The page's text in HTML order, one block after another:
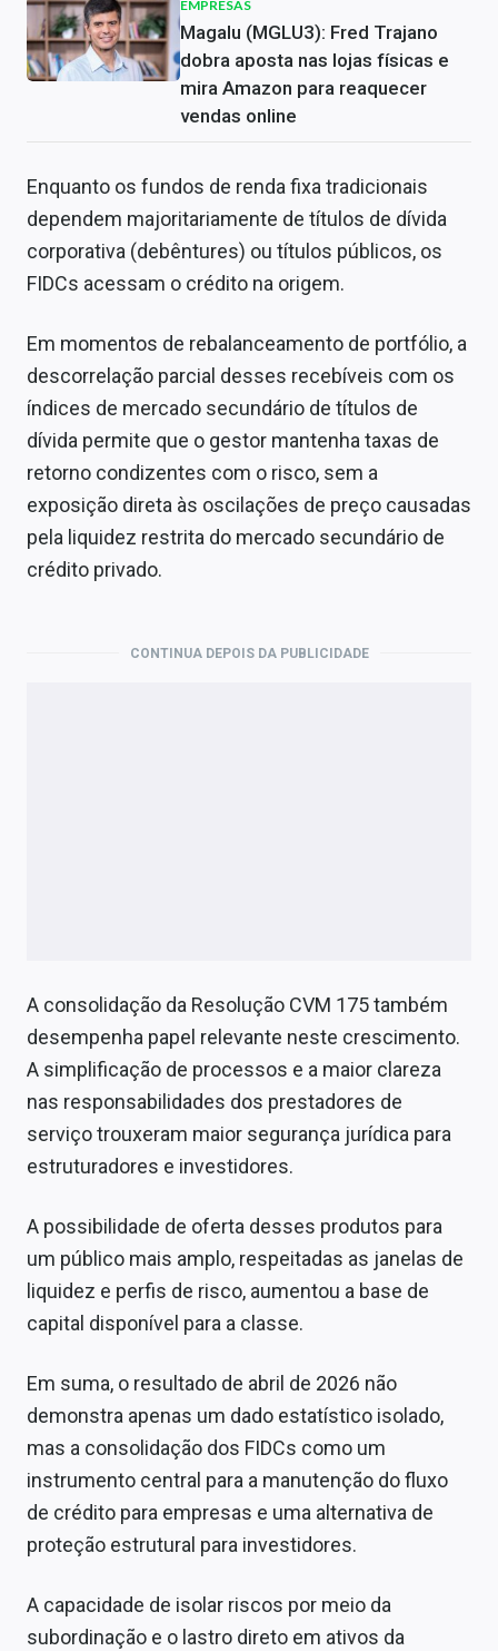
EMPRESAS
Magalu (MGLU3): Fred Trajano
dobra aposta nas lojas físicas e
mira Amazon para reaquecer
vendas online
Enquanto os fundos de renda fixa tradicionais
dependem majoritariamente de títulos de dívida
corporativa (debêntures) ou títulos públicos, os
FIDCs acessam o crédito na origem.
Em momentos de rebalanceamento de portfólio, a
descorrelação parcial desses recebíveis com os
índices de mercado secundário de títulos de
dívida permite que o gestor mantenha taxas de
retorno condizentes com o risco, sem a
exposição direta às oscilações de preço causadas
pela liquidez restrita do mercado secundário de
crédito privado.
CONTINUA DEPOIS DA PUBLICIDADE
A consolidação da Resolução CVM 175 também
desempenha papel relevante neste crescimento.
A simplificação de processos e a maior clareza
nas responsabilidades dos prestadores de
serviço trouxeram maior segurança jurídica para
estruturadores e investidores.
A possibilidade de oferta desses produtos para
um público mais amplo, respeitadas as janelas de
liquidez e perfis de risco, aumentou a base de
capital disponível para a classe.
Em suma, o resultado de abril de 2026 não
demonstra apenas um dado estatístico isolado,
mas a consolidação dos FIDCs como um
instrumento central para a manutenção do fluxo
de crédito para empresas e uma alternativa de
proteção estrutural para investidores.
A capacidade de isolar riscos por meio da
subordinação e o lastro direto em ativos da